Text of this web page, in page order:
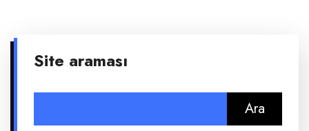
Site araması